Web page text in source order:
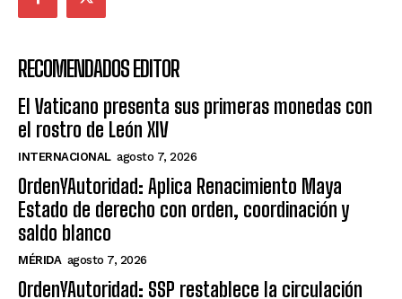
RECOMENDADOS EDITOR
El Vaticano presenta sus primeras monedas con
el rostro de León XIV
INTERNACIONAL agosto 7, 2026
OrdenYAutoridad: Aplica Renacimiento Maya
Estado de derecho con orden, coordinación y
saldo blanco
MÉRIDA agosto 7, 2026
OrdenYAutoridad: SSP restablece la circulación